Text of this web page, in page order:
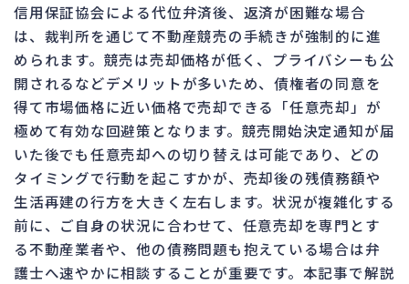
信用保証協会による代位弁済後、返済が困難な場合
は、裁判所を通じて不動産競売の手続きが強制的に進
められます。競売は売却価格が低く、プライバシーも公
開されるなどデメリットが多いため、債権者の同意を
得て市場価格に近い価格で売却できる「任意売却」が
極めて有効な回避策となります。競売開始決定通知が届
いた後でも任意売却への切り替えは可能であり、どの
タイミングで行動を起こすかが、売却後の残債務額や
生活再建の行方を大きく左右します。状況が複雑化する
前に、ご自身の状況に合わせて、任意売却を専門とす
る不動産業者や、他の債務問題も抱えている場合は弁
護士へ速やかに相談することが重要です。本記事で解説